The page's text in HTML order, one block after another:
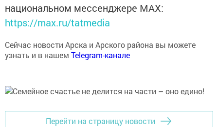
национальном мессенджере MАХ:
https://max.ru/tatmedia
Сейчас новости Арска и Арского района вы можете
узнать и в нашем Telegram-канале
Перейти на страницу новости